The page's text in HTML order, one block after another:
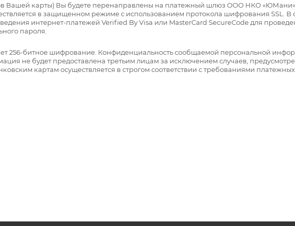
Вашей карты) Вы будете перенаправлены на платежный шлюз ООО НКО
в защищенном режиме с использованием протокола шифрования SSL. В
интернет-платежей Verified By Visa или MasterCard SecureCode для
пароля.
256-битное шифрование. Конфиденциальность сообщаемой персональной
не будет предоставлена третьим лицам за исключением случаев,
картам осуществляется в строгом соответствии с требованиями